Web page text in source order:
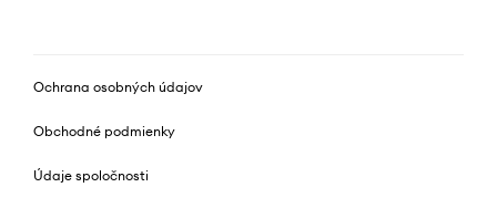
Ochrana osobných údajov
Obchodné podmienky
Údaje spoločnosti